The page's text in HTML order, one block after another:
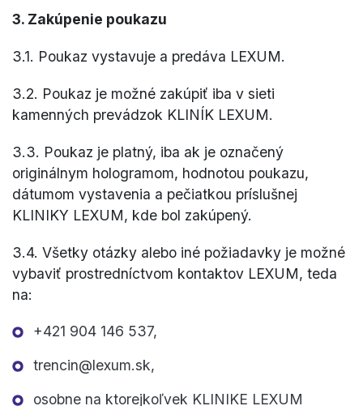
3. Zakúpenie poukazu
3.1. Poukaz vystavuje a predáva LEXUM.
3.2. Poukaz je možné zakúpiť iba v sieti
kamenných prevádzok KLINÍK LEXUM.
3.3. Poukaz je platný, iba ak je označený
originálnym hologramom, hodnotou poukazu,
dátumom vystavenia a pečiatkou príslušnej
KLINIKY LEXUM, kde bol zakúpený.
3.4. Všetky otázky alebo iné požiadavky je možné
vybaviť prostredníctvom kontaktov LEXUM, teda
na:
+421 904 146 537,
trencin@lexum.sk,
osobne na ktorejkoľvek KLINIKE LEXUM